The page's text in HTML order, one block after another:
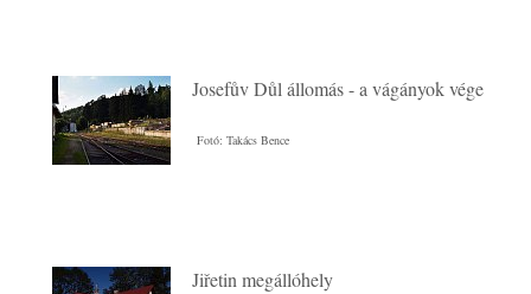
Josefův Důl állomás - a vágányok vége
Fotó: Takács Bence
Jiřetin megállóhely